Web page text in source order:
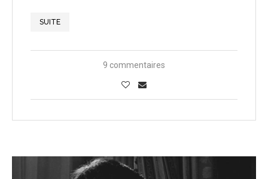
SUITE
9 commentaires